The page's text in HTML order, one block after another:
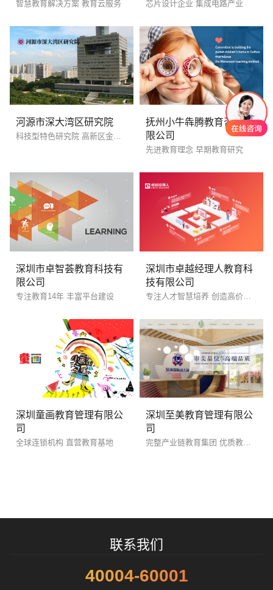
智慧教育解决方案 教育云服务 芯片设计企业 集成电路产业
河源市深大湾区研究院
科技型特色研究院 高新区金地创谷
抚州小牛犇腾教育咨询有
限公司
先进教育理念 早期教育研究
深圳市卓智荟教育科技有
限公司
专注教育14年 丰富平台建设
深圳市卓越经理人教育科
技有限公司
深圳童画教育管理有限公
司
全球连锁机构 直营教育基地
深圳至美教育管理有限公
司
联系我们
40004-60001
创意品牌型网站 标准企业官网建设 · 外贸网
电商及系统平台开发 · 微信小程序开发 · 年度